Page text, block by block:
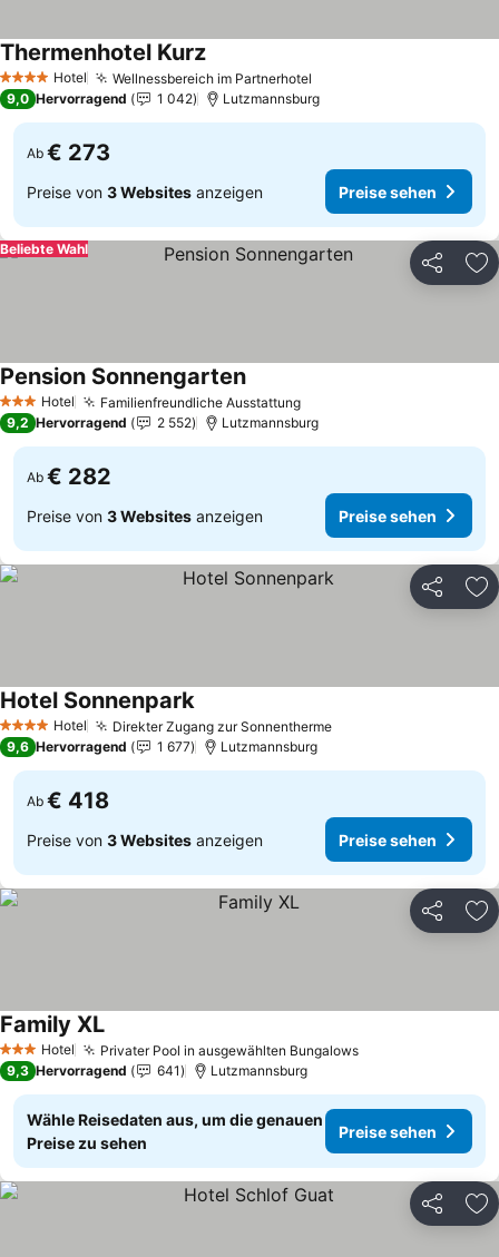
4 Sterne Hotel Wellnessbereich im Partnerhotel
Thermenhotel Kurz
9,0 Hervorragend 1 042 Lutzmannsburg
Ab € 273
Preise von 3 Websites anzeigen Preise sehen
Teilen
Beliebte Wahl
3 SterneHotel Familienfreundliche Ausstattung
Pension Sonnengarten
9,2 Hervorragend 2 552 Lutzmannsburg
Ab € 282
Preise von 3 Websites anzeigen Preise sehen
Teilen
4 Sterne Hotel Direkter Zugang zur Sonnentherme
Hotel Sonnenpark
9,6 Hervorragend 1 677 Lutzmannsburg
Ab € 418
Preise von 3 Websites anzeigen Preise sehen
Teilen
3 SterneHotel Privater Pool in ausgewählten Bungalows
Family XL
9,3 Hervorragend 641 Lutzmannsburg
Wähle Reisedaten aus, um die genauen
Preise zu sehen
Preise sehen
Teilen